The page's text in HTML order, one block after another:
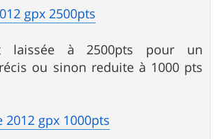
gpx 2500pts
laissée à 2500pts pour un
ou sinon reduite à 1000 pts
2012 gpx 1000pts